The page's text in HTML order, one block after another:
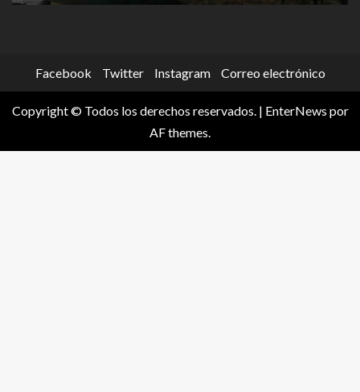
Facebook Twitter Instagram Correo electrónico
Copyright © Todos los derechos reservados. | EnterNews por
AF themes.